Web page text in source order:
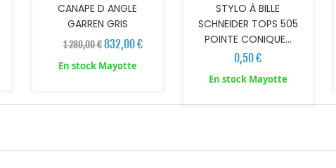
CANAPE D ANGLE
GARREN GRIS
1 280,00 € 832,00 €
En stock Mayotte
STYLO À BILLE
SCHNEIDER TOPS 505
POINTE CONIQUE...
0,50 €
En stock Mayotte